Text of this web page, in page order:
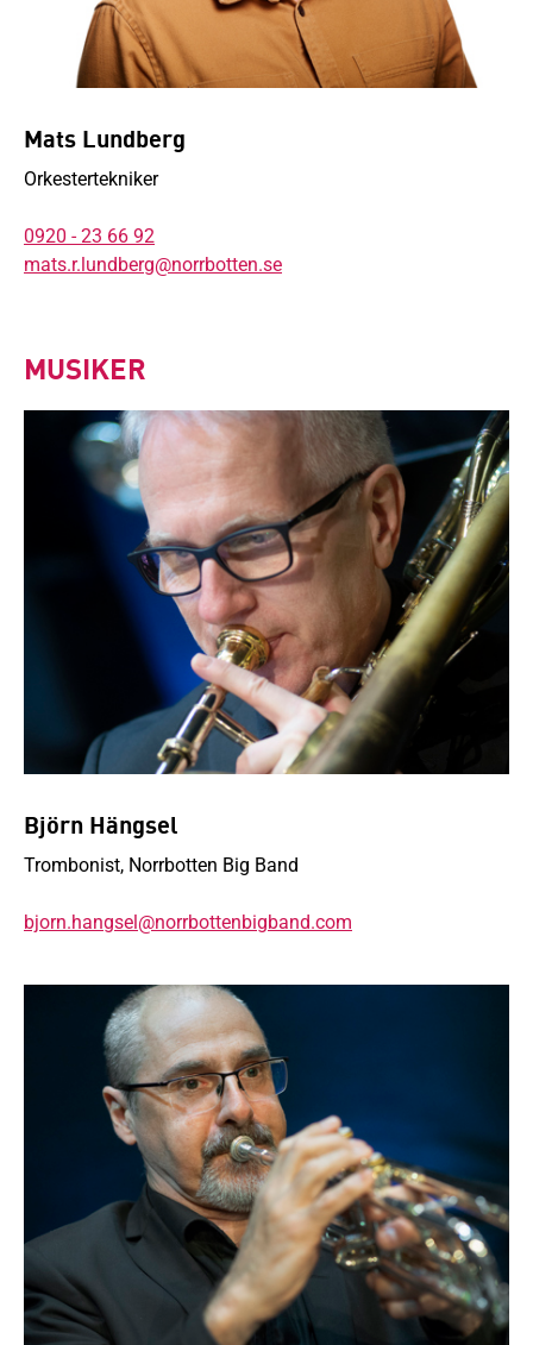
Mats Lundberg
Orkestertekniker
0920 - 23 66 92
mats.r.lundberg@norrbotten.se
MUSIKER
Björn Hängsel
Trombonist, Norrbotten Big Band
bjorn.hangsel@norrbottenbigband.com